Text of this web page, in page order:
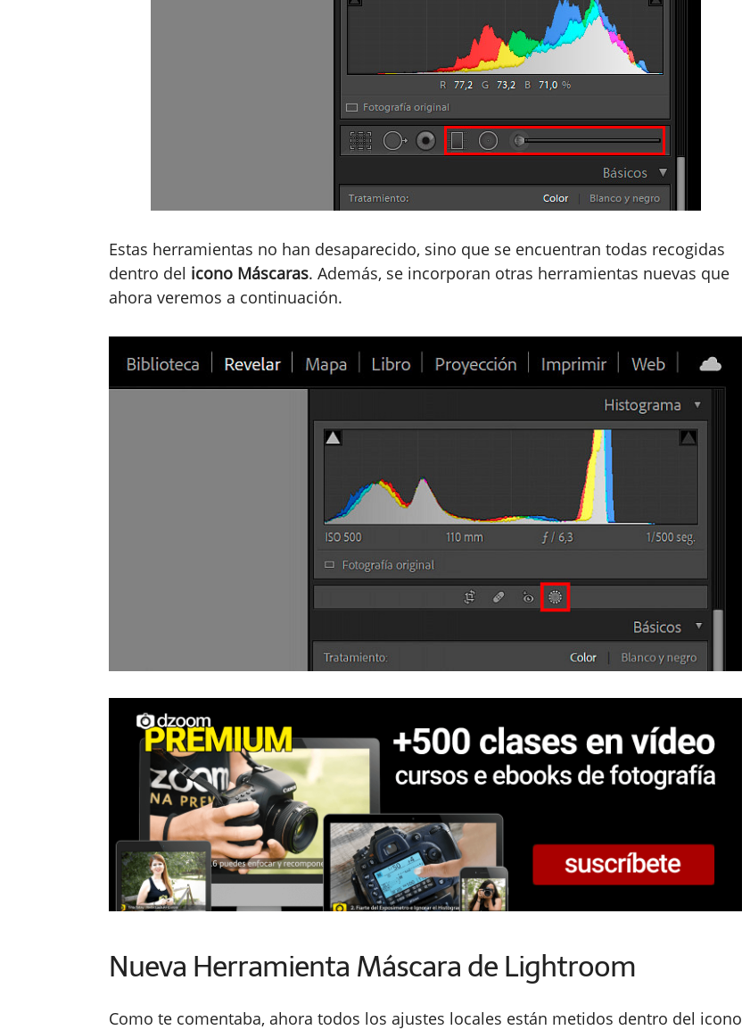
Estas herramientas no han desaparecido, sino que se encuentran todas recogidas
dentro del icono Máscaras. Además, se incorporan otras herramientas nuevas que
ahora veremos a continuación.
Nueva Herramienta Máscara de Lightroom
Como te comentaba, ahora todos los ajustes locales están metidos dentro del icono